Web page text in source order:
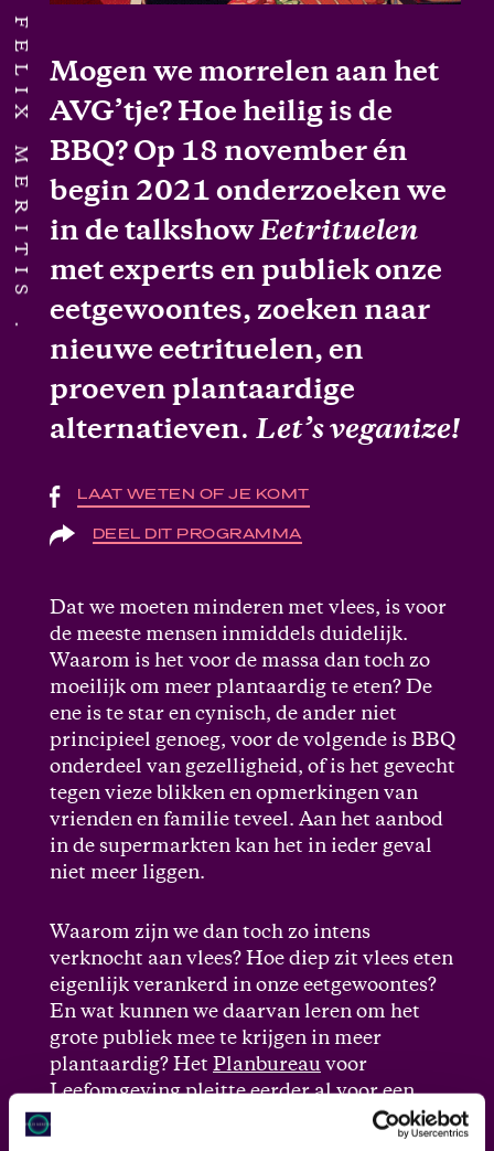
FELIX MERITIS
Mogen we morrelen aan het
AVG’tje? Hoe heilig is de
BBQ? Op 18 november én
begin 2021 onderzoeken we
in de talkshowEetrituelen
met experts en publiek onze
eetgewoontes, zoeken naar
nieuwe eetrituelen, en
proeven plantaardige
alternatieven. Let’s veganize!
LAAT WETEN OF JE KOMT
DEEL DIT PROGRAMMA
Dat we moeten minderen met vlees, is voor
de meeste mensen inmiddels duidelijk.
Waarom is het voor de massa dan toch zo
moeilijk om meer plantaardig te eten? De
ene is te star en cynisch, de ander niet
principieel genoeg, voor de volgende is BBQ
onderdeel van gezelligheid, of is het gevecht
tegen vieze blikken en opmerkingen van
vrienden en familie teveel. Aan het aanbod
in de supermarkten kan het in ieder geval
niet meer liggen.
Waarom zijn we dan toch zo intens
verknocht aan vlees? Hoe diep zit vlees eten
eigenlijk verankerd in onze eetgewoontes?
En wat kunnen we daarvan leren om het
grote publiek mee te krijgen in meer
plantaardig? Het Planbureau voor
Leefomgeving pleitte eerder al vooreen
radicale omslag van onze eetcultuur, wij